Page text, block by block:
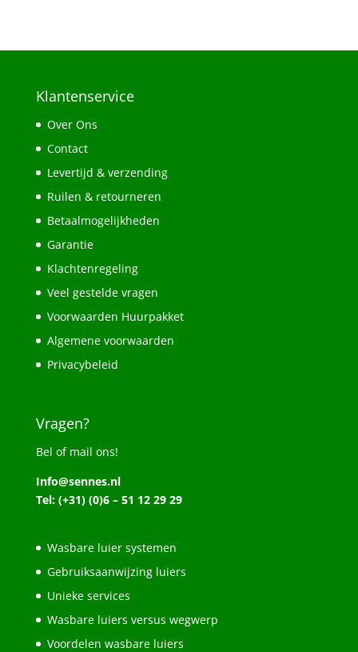
Klantenservice
Over Ons
Contact
Levertijd & verzending
Ruilen & retourneren
Betaalmogelijkheden
Garantie
Klachtenregeling
Veel gestelde vragen
Voorwaarden Huurpakket
Algemene voorwaarden
Privacybeleid
Vragen?
Bel of mail ons!
Info@sennes.nl
Tel: (+31) (0)6 – 51 12 29 29
Wasbare luier systemen
Gebruiksaanwijzing luiers
Unieke services
Wasbare luiers versus wegwerp
Voordelen wasbare luiers